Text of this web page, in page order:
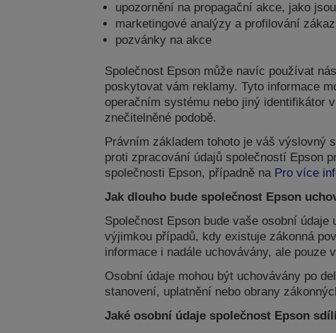
upozornění na propagační akce, jako
marketingové analýzy a profilování
pozvánky na akce
Společnost Epson může navíc používat
poskytovat vám reklamy. Tyto informace
operačním systému nebo jiný identifikátor
znečitelněné podobě.
Právním základem tohoto je váš výslovný
proti zpracování údajů společností Epson
společnosti Epson, případně na Pro více
Jak dlouho bude společnost Epson
Společnost Epson bude vaše osobní
výjimkou případů, kdy existuje zákonná
informace i nadále uchovávány, ale pouze
Osobní údaje mohou být uchovávány po
stanovení, uplatnění nebo obrany
Jaké osobní údaje společnost Epson